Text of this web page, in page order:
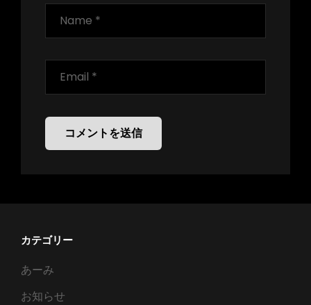
カテゴリー
あーみ
お知らせ